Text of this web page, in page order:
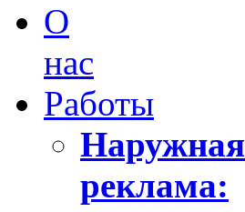
О
нас
Работы
Наружная
реклама: